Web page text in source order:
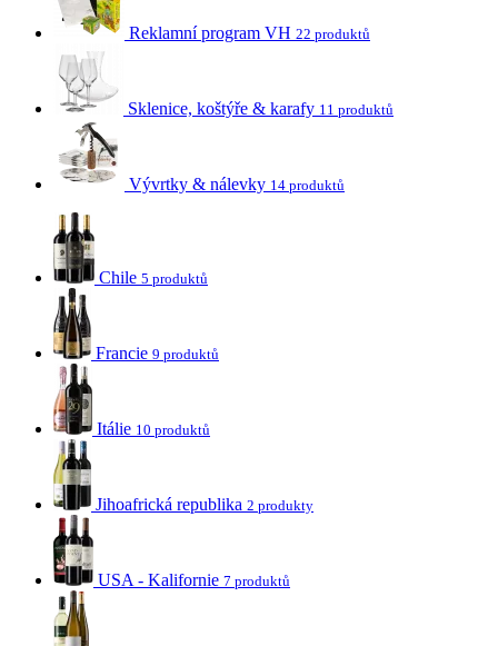
Reklamní program VH 22 produktů
Sklenice, koštýře & karafy 11 produktů
Vývrtky & nálevky 14 produktů
Chile 5 produktů
Francie 9 produktů
Itálie 10 produktů
Jihoafrická republika 2 produkty
USA - Kalifornie 7 produktů